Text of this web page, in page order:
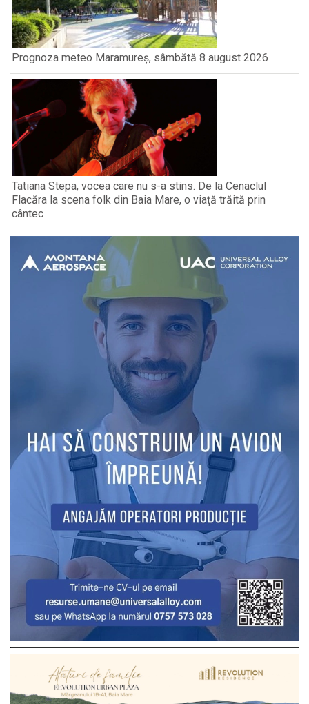
Prognoza meteo Maramureș, sâmbătă 8 august 2026
Tatiana Stepa, vocea care nu s-a stins. De la Cenaclul
Flacăra la scena folk din Baia Mare, o viață trăită prin
cântec